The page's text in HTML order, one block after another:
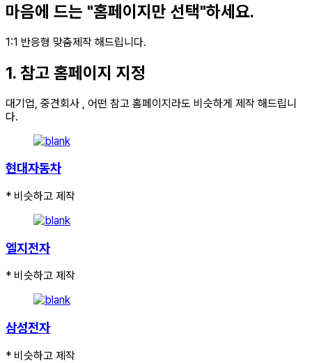
마음에 드는 "홈페이지만 선택"하세요.
1:1 반응형 맞춤제작 해드립니다.
1. 참고 홈페이지 지정
대기업, 중견회사 , 어떤 참고 홈페이지라도 비슷하게 제작 해드립니
다.
현대자동차
* 비슷하고 제작
엘지전자
* 비슷하고 제작
삼성전자
* 비슷하고 제작